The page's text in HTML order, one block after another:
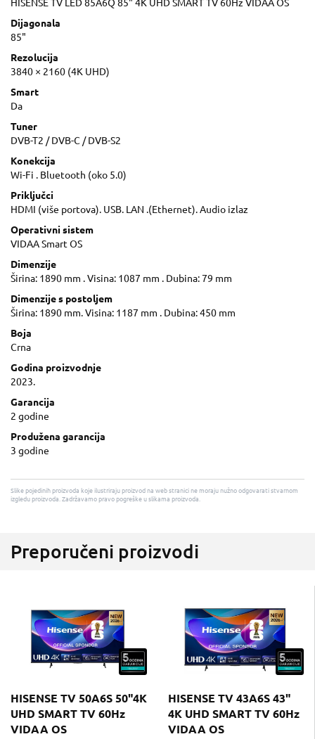
HISENSE TV LED 85A6Q 85" 4K UHD SMART TV 60Hz VIDAA OS
Dijagonala
85"
Rezolucija
3840 × 2160 (4K UHD)
Smart
Da
Tuner
DVB-T2 / DVB-C / DVB-S2
Konekcija
Wi-Fi . Bluetooth (oko 5.0)
Priključci
HDMI (više portova). USB. LAN .(Ethernet). Audio izlaz
Operativni sistem
VIDAA Smart OS
Dimenzije
Širina: 1890 mm . Visina: 1087 mm . Dubina: 79 mm
Dimenzije s postoljem
Širina: 1890 mm. Visina: 1187 mm . Dubina: 450 mm
Boja
Crna
Godina proizvodnje
2023.
Garancija
2 godine
Produžena garancija
3 godine
Slike pojedinih proizvoda koje ilustriraju proizvod na web stranici ne moraju nužno odgovarati stvarnom
izgledu proizvoda. Zadržavamo pravo pogreške u slikama proizvoda.
Preporučeni proizvodi
HISENSE TV 50A6S 50"4K
UHD SMART TV 60Hz
VIDAA OS
HISENSE TV 43A6S 43"
4K UHD SMART TV 60Hz
VIDAA OS